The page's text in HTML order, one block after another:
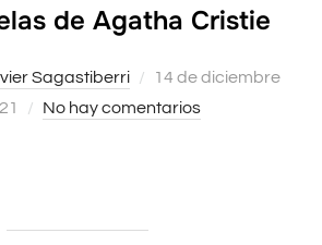
de Agatha Cristie
Sagastiberri
Publicado
el
14 de diciembre
No hay comentarios